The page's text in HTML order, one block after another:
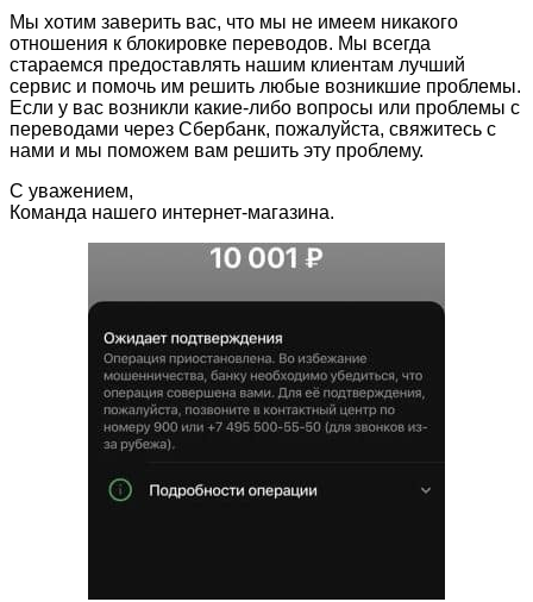
Мы хотим заверить вас, что мы не имеем никакого
отношения к блокировке переводов. Мы всегда
стараемся предоставлять нашим клиентам лучший
сервис и помочь им решить любые возникшие проблемы.
Если у вас возникли какие-либо вопросы или проблемы с
переводами через Сбербанк, пожалуйста, свяжитесь с
нами и мы поможем вам решить эту проблему.
С уважением,
Команда нашего интернет-магазина.